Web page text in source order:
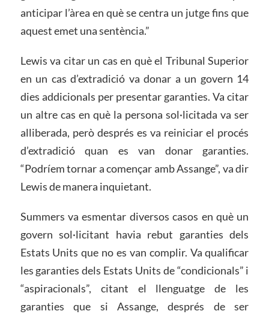
anticipar l’àrea en què se centra un jutge fins que
aquest emet una sentència.”
Lewis va citar un cas en què el Tribunal Superior
en un cas d’extradició va donar a un govern 14
dies addicionals per presentar garanties. Va citar
un altre cas en què la persona sol·licitada va ser
alliberada, però després es va reiniciar el procés
d’extradició quan es van donar garanties.
“Podríem tornar a començar amb Assange”, va dir
Lewis de manera inquietant.
Summers va esmentar diversos casos en què un
govern sol·licitant havia rebut garanties dels
Estats Units que no es van complir. Va qualificar
les garanties dels Estats Units de “condicionals” i
“aspiracionals”, citant el llenguatge de les
garanties que si Assange, després de ser